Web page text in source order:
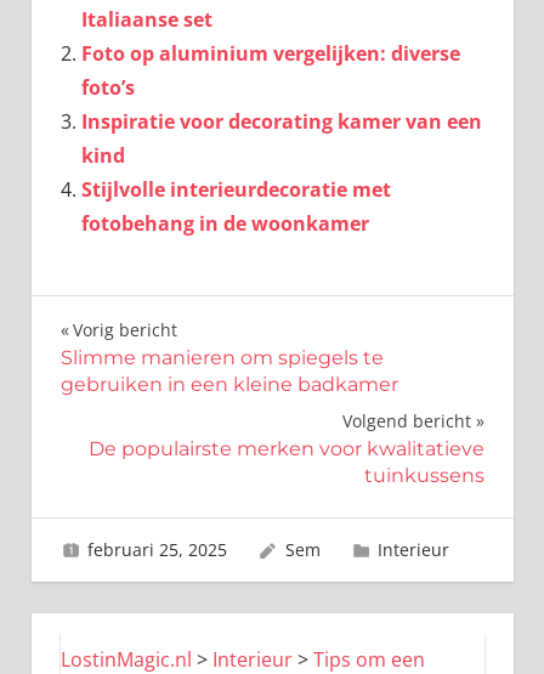
Italiaanse set
Foto op aluminium vergelijken: diverse
foto’s
Inspiratie voor decorating kamer van een
kind
Stijlvolle interieurdecoratie met
fotobehang in de woonkamer
Bericht
navigatie
Vorig bericht
Slimme manieren om spiegels te
gebruiken in een kleine badkamer
Volgend bericht
De populairste merken voor kwalitatieve
tuinkussens
februari 25, 2025 Sem Interieur
LostinMagic.nl > Interieur>Tips om een